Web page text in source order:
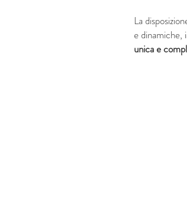
La
e dinamiche,
unica e